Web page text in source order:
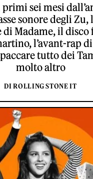
sei mesi
sonore degli Zu,
Madame, il disco
l’avant-rap di
tutto dei
molto altro
DI ROLLING STONE IT